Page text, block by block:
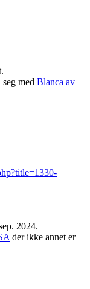
seg med Blanca av
2024.
der ikke annet er